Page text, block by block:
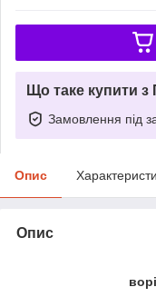
Що таке купити
Замовлення під
Опис
Опис